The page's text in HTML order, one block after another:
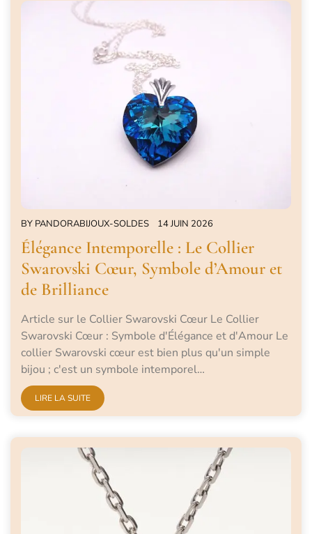
BY PANDORABIJOUX-SOLDES 14 JUIN 2026
Élégance Intemporelle : Le Collier
Swarovski Cœur, Symbole d’Amour et
de Brilliance
Article sur le Collier Swarovski Cœur Le Collier
Swarovski Cœur : Symbole d'Élégance et d'Amour Le
collier Swarovski cœur est bien plus qu'un simple
bijou ; c'est un symbole intemporel…
LIRE LA SUITE